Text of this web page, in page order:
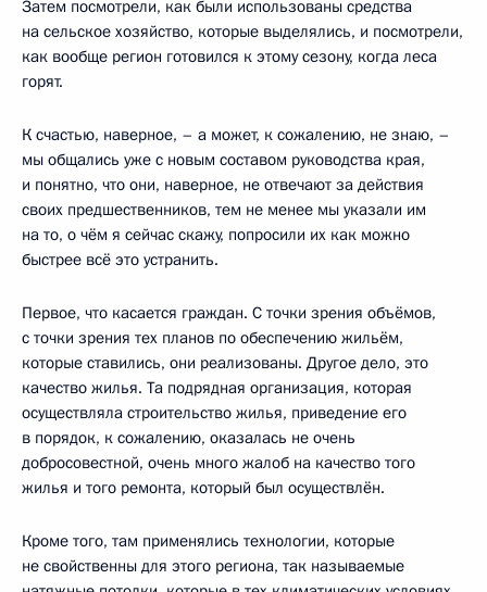
Затем посмотрели, как были использованы средства
на сельское хозяйство, которые выделялись, и посмотрели,
как вообще регион готовился к этому сезону, когда леса
горят.
К счастью, наверное, – а может, к сожалению, не знаю, –
мы общались уже с новым составом руководства края,
и понятно, что они, наверное, не отвечают за действия
своих предшественников, тем не менее мы указали им
на то, о чём я сейчас скажу, попросили их как можно
быстрее всё это устранить.
Первое, что касается граждан. С точки зрения объёмов,
с точки зрения тех планов по обеспечению жильём,
которые ставились, они реализованы. Другое дело, это
качество жилья. Та подрядная организация, которая
осуществляла строительство жилья, приведение его
в порядок, к сожалению, оказалась не очень
добросовестной, очень много жалоб на качество того
жилья и того ремонта, который был осуществлён.
Кроме того, там применялись технологии, которые
не свойственны для этого региона, так называемые